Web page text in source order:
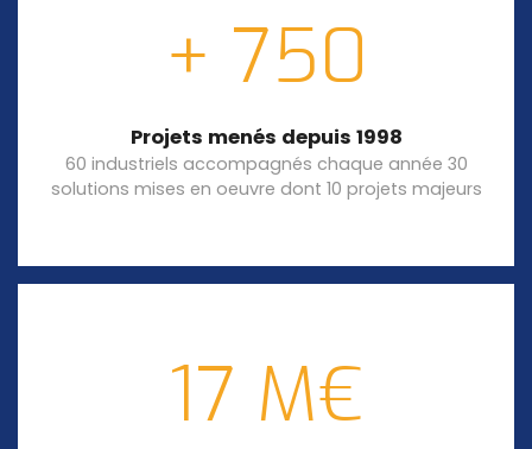
+ 750
Projets menés depuis 1998
60 industriels accompagnés chaque année 30
solutions mises en oeuvre dont 10 projets majeurs
17 M€